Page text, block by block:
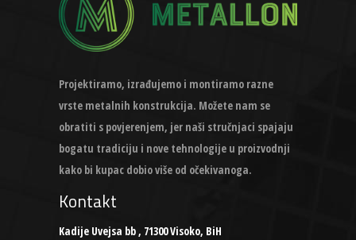
Projektiramo, izrađujemo i montiramo razne
vrste metalnih konstrukcija. Možete nam se
obratiti s povjerenjem, jer naši stručnjaci spajaju
bogatu tradiciju i nove tehnologije u proizvodnji
kako bi kupac dobio više od očekivanoga.
Kontakt
Kadije Uvejsa bb , 71300 Visoko, BiH